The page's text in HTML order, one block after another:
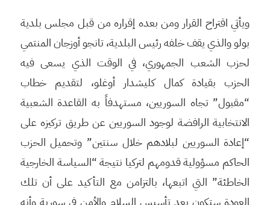
ويأتي اقتراح القرار ومن بعده إقراره من قبل مجلس بلدية
بولو والذي يقف خلفه رئيس البلدية، تانجو أوزجان المنتمي
لحزب الشعب الجمهوري، في الوقت الذي يسعى فيه
الحزب بقيادة كمال كليشدار أوغلو، لتقديم خطاب
“مقبول” تجاه السوريين، مستهدفاً به القاعدة الشعبية
الانتخابية الرافضة لوجود السوريين عن طريق تركيزه على
“إعادة السوريين لبلادهم خلال سنتين” وتحميل الحزب
الحاكم مسؤولية قدومهم لتركيا نتيجة “السياسة الخارجية
الخاطئة” التي اتبعها، بالتزامن مع التأكيد على أن تلك
العودة ستكون بعد تأسيس السلام والأمن في سورية وأنه